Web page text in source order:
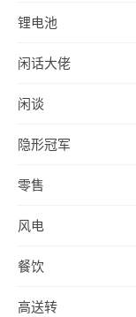
锂电池
闲话大佬
闲谈
隐形冠军
零售
风电
餐饮
高送转